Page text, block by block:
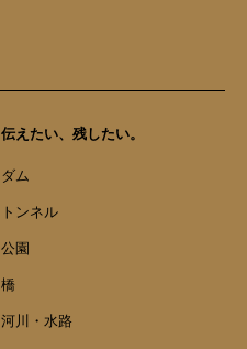
伝えたい、残したい。
ダム
トンネル
公園
橋
河川・水路